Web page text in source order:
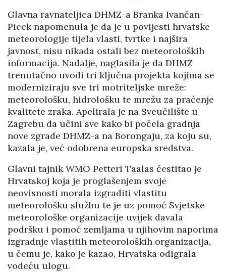
Glavna ravnateljica DHMZ-a Branka Ivančan-
Picek napomenula je da je u povijesti hrvatske
meteorologije tijela vlasti, tvrtke i najšira
javnost, nisu nikada ostali bez meteoroloških
informacija. Nadalje, naglasila je da DHMZ
trenutačno uvodi tri ključna projekta kojima se
moderniziraju sve tri motriteljske mreže:
meteorološku, hidrološku te mrežu za praćenje
kvalitete zraka. Apelirala je na Sveučilište u
Zagrebu da učini sve kako bi počela gradnja
nove zgrade DHMZ-a na Borongaju, za koju su,
kazala je, već odobrena europska sredstva.
Glavni tajnik WMO Petteri Taalas čestitao je
Hrvatskoj koja je proglašenjem svoje
neovisnosti morala izgraditi vlastitu
meteorološku službu te je uz pomoć Svjetske
meteorološke organizacije uvijek davala
podršku i pomoć zemljama u njihovim naporima
izgradnje vlastitih meteoroloških organizacija,
u čemu je, kako je kazao, Hrvatska odigrala
vodeću ulogu.